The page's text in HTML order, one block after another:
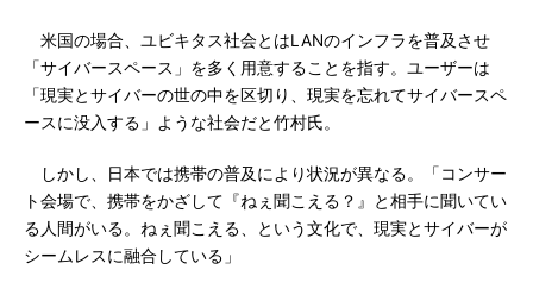
米国の場合、ユビキタス社会とはLANのインフラを普及させ
「サイバースペース」を多く用意することを指す。ユーザーは
「現実とサイバーの世の中を区切り、現実を忘れてサイバースペ
ースに没入する」ような社会だと竹村氏。
しかし、日本では携帯の普及により状況が異なる。「コンサー
ト会場で、携帯をかざして『ねぇ聞こえる？』と相手に聞いてい
る人間がいる。ねぇ聞こえる、という文化で、現実とサイバーが
シームレスに融合している」